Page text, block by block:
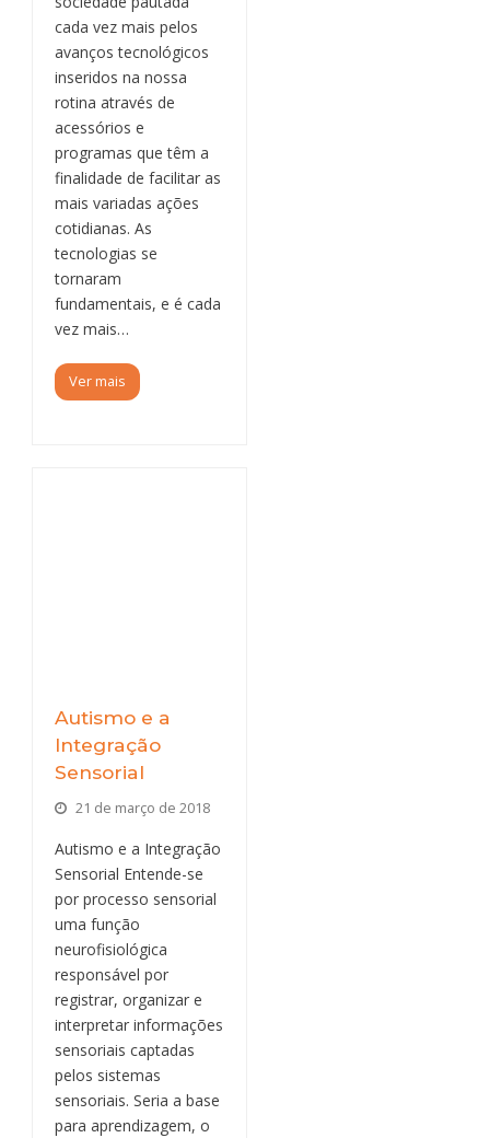
cada vez mais pelos
avanços tecnológicos
inseridos na nossa
rotina através de
acessórios e
programas que têm a
finalidade de facilitar as
mais variadas ações
cotidianas. As
tecnologias se
tornaram
fundamentais, e é cada
vez mais…
Ver mais
Autismo e a
Integração
Sensorial
21 de março de 2018
Autismo e a Integração
Sensorial Entende-se
por processo sensorial
uma função
neurofisiológica
responsável por
registrar, organizar e
interpretar informações
sensoriais captadas
pelos sistemas
sensoriais. Seria a base
para aprendizagem, o